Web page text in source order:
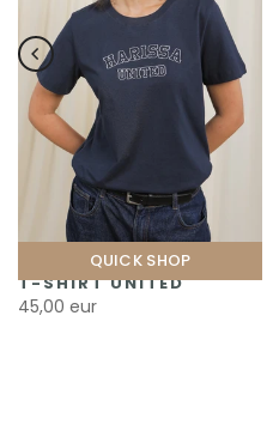
QUICK SHOP
T-SHIRT UNITED
45,00 eur